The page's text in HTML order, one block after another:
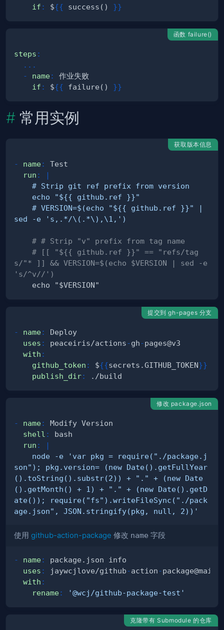
if : ${{ success() }}
函数 failure()
steps :
...
-
name:
if : ${{ failure() }}
常用实例
获取版本信息
- name:
run :
|
sed -e 's,.*/\(.*\),\1,')
# # Strip "v" prefix from tag name
# [[ "${{ github.ref }}" == "refs/tag
s/"* ]] && VERSION=$(echo $VERSION | sed -e
's/^v//')
提交到 gh-pages 分支
- name:
uses : peaceiris/actions-gh-
with :
github_token : ${{secrets.GITHUB_TOKEN}}
publish_dir:
修改 package.json
- name:
shell :
run :
|
son"); pkg.version= (new Date().getFullYear
().toString().substr(2)) + "." + (new Date
().getMonth() + 1) + "." + (new Date().getD
ate()); require("fs").writeFileSync("./pack
age.json", JSON.stringify(pkg, null, 2))'
使用 github-action-package 修改 name 字段
- name:
uses : jaywcjlove/github-action-
with :
rename: '@wcj/github-package-test'
克隆带有 Submodule 的仓库